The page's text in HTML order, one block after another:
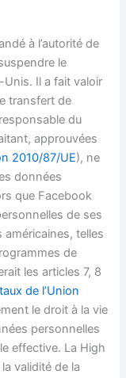
à l’autorité de
le
Il a fait valoir
transfert de
du
approuvées
2010/87/UE), ne
données
que Facebook
de ses
telles
de
les articles 7, 8
de l’Union
le droit à la vie
personnelles
effective. La High
validité de la